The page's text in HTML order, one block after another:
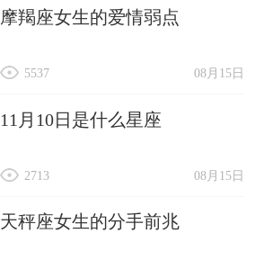
摩羯座女生的爱情弱点
08月15日
5537
11月10日是什么星座
08月15日
2713
天秤座女生的分手前兆